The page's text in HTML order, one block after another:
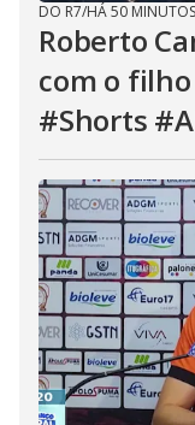
DO R7/HÁ 50 MINUTOS
Roberto
com o
#Shorts